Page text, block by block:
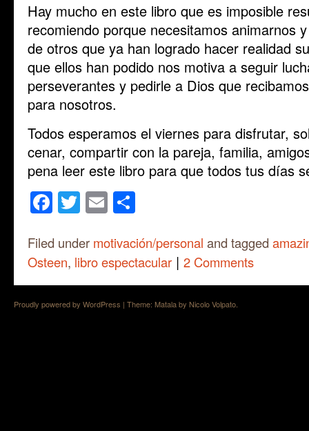
Hay mucho en este libro que es imposible
recomiendo porque necesitamos animarnos
de otros que ya han logrado hacer realidad
que ellos han podido nos motiva a seguir
perseverantes y pedirle a Dios que
para nosotros.
Todos esperamos el viernes para disfrutar,
cenar, compartir con la pareja, familia,
pena leer este libro para que todos tus días
Facebook
Twitter
Email
Filed under motivación/personal and tagged
Osteen, libro espectacular | 2 Comments
Proudly powered by WordPress | Theme: Matala by Nicolo Volpato.